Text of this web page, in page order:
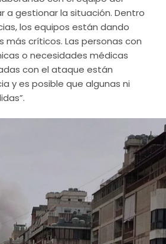
a gestionar la situación. Dentro
los equipos están dando
más críticos. Las personas con
o necesidades médicas
con el ataque están
y es posible que algunas ni